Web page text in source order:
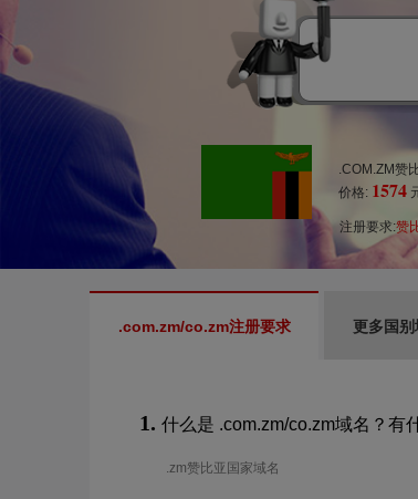
.COM.ZM赞
价格: 1574
注册要求:赞
.com.zm/co.zm注册要求 更多国别
1. 什么是 .com.zm/co.zm域名？有
.zm赞比亚国家域名